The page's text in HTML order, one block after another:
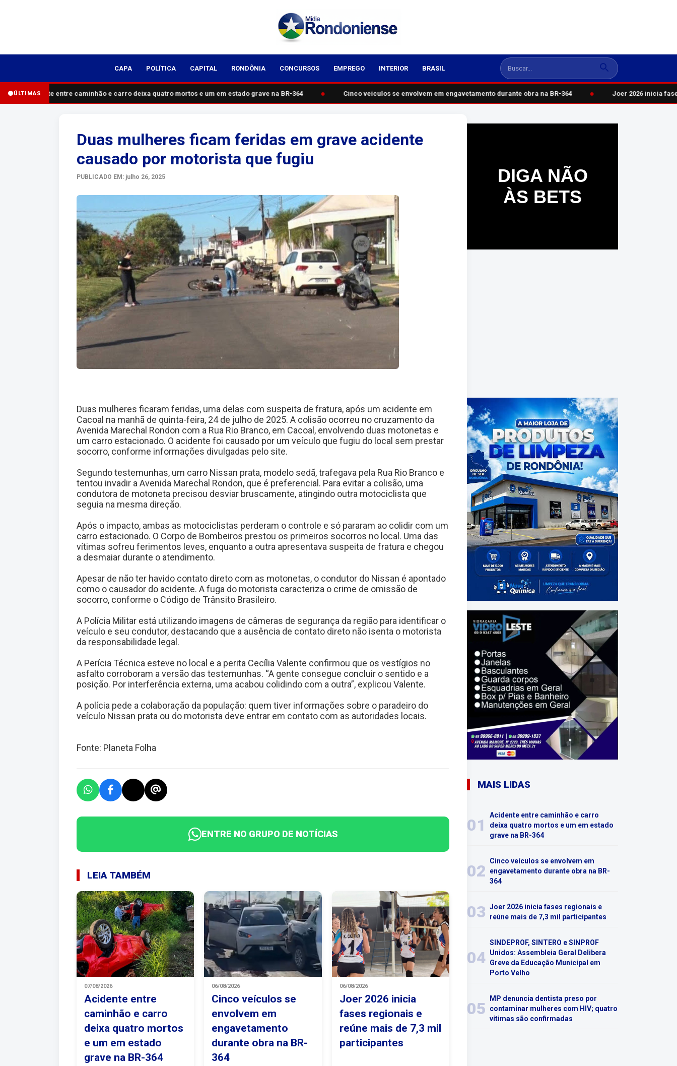
CAPA POLÍTICA CAPITAL RONDÔNIA CONCURSOS EMPREGO INTERIOR BRASIL
ÚLTIMAS
Acidente entre caminhão e carro deixa quatro mortos e um em estado grave na BR-364 ● Cinco veículos se envolvem em engavetamento durante obra na BR-364 ● Joer 2026 inicia
Duas mulheres ficam feridas em grave acidente
causado por motorista que fugiu
PUBLICADO EM: julho 26, 2025
Duas mulheres ficaram feridas, uma delas com suspeita de fratura, após um acidente em
Cacoal na manhã de quinta-feira, 24 de julho de 2025. A colisão ocorreu no cruzamento da
Avenida Marechal Rondon com a Rua Rio Branco, em Cacoal, envolvendo duas motonetas e
um carro estacionado. O acidente foi causado por um veículo que fugiu do local sem prestar
socorro, conforme informações divulgadas pelo site.
Segundo testemunhas, um carro Nissan prata, modelo sedã, trafegava pela Rua Rio Branco e
tentou invadir a Avenida Marechal Rondon, que é preferencial. Para evitar a colisão, uma
condutora de motoneta precisou desviar bruscamente, atingindo outra motociclista que
seguia na mesma direção.
Após o impacto, ambas as motociclistas perderam o controle e só pararam ao colidir com um
carro estacionado. O Corpo de Bombeiros prestou os primeiros socorros no local. Uma das
vítimas sofreu ferimentos leves, enquanto a outra apresentava suspeita de fratura e chegou
a desmaiar durante o atendimento.
Apesar de não ter havido contato direto com as motonetas, o condutor do Nissan é apontado
como o causador do acidente. A fuga do motorista caracteriza o crime de omissão de
socorro, conforme o Código de Trânsito Brasileiro.
A Polícia Militar está utilizando imagens de câmeras de segurança da região para identificar o
veículo e seu condutor, destacando que a ausência de contato direto não isenta o motorista
da responsabilidade legal.
A Perícia Técnica esteve no local e a perita Cecília Valente confirmou que os vestígios no
asfalto corroboram a versão das testemunhas. “A gente consegue concluir o sentido e a
posição. Por interferência externa, uma acabou colidindo com a outra”, explicou Valente.
A polícia pede a colaboração da população: quem tiver informações sobre o paradeiro do
veículo Nissan prata ou do motorista deve entrar em contato com as autoridades locais.
Fonte: Planeta Folha
ENTRE NO GRUPO DE NOTÍCIAS
LEIA TAMBÉM
07/08/2026
Acidente entre
caminhão e carro
deixa quatro mortos
e um em estado
grave na BR-364
06/08/2026
Cinco veículos se
envolvem em
engavetamento
durante obra na BR-
364
06/08/2026
Joer 2026 inicia
fases regionais e
reúne mais de 7,3 mil
participantes
DIGA NÃO
ÀS BETS
MAIS LIDAS
01
Acidente entre caminhão e carro
deixa quatro mortos e um em estado
grave na BR-364
02
Cinco veículos se envolvem em
engavetamento durante obra na BR-
364
03 Joer 2026 inicia fases regionais e
reúne mais de 7,3 mil participantes
04
SINDEPROF, SINTERO e SINPROF
Unidos: Assembleia Geral Delibera
Greve da Educação Municipal em
Porto Velho
05
MP denuncia dentista preso por
contaminar mulheres com HIV; quatro
vítimas são confirmadas